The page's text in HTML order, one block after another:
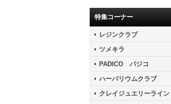
特集コーナー
レジンクラブ
ツメキラ
PADICO パジコ
ハーバリウムクラブ
クレイジュエリーライン